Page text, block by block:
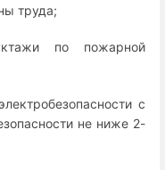
труда;
по пожарной
с
не ниже 2-